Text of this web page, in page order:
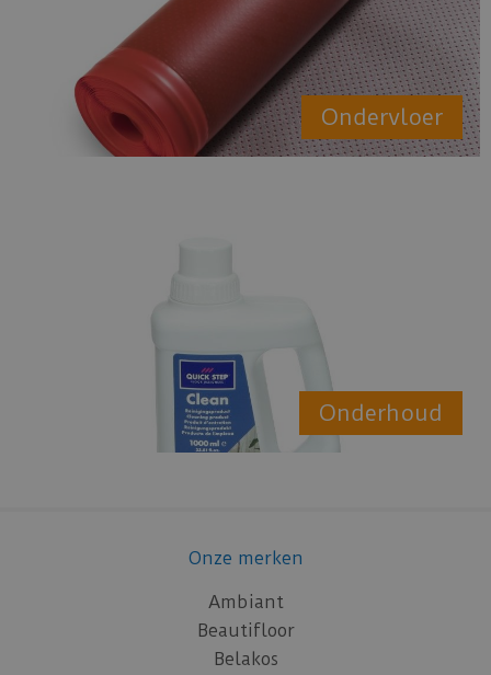
Ondervloer
Onderhoud
Onze merken
Ambiant
Beautifloor
Belakos